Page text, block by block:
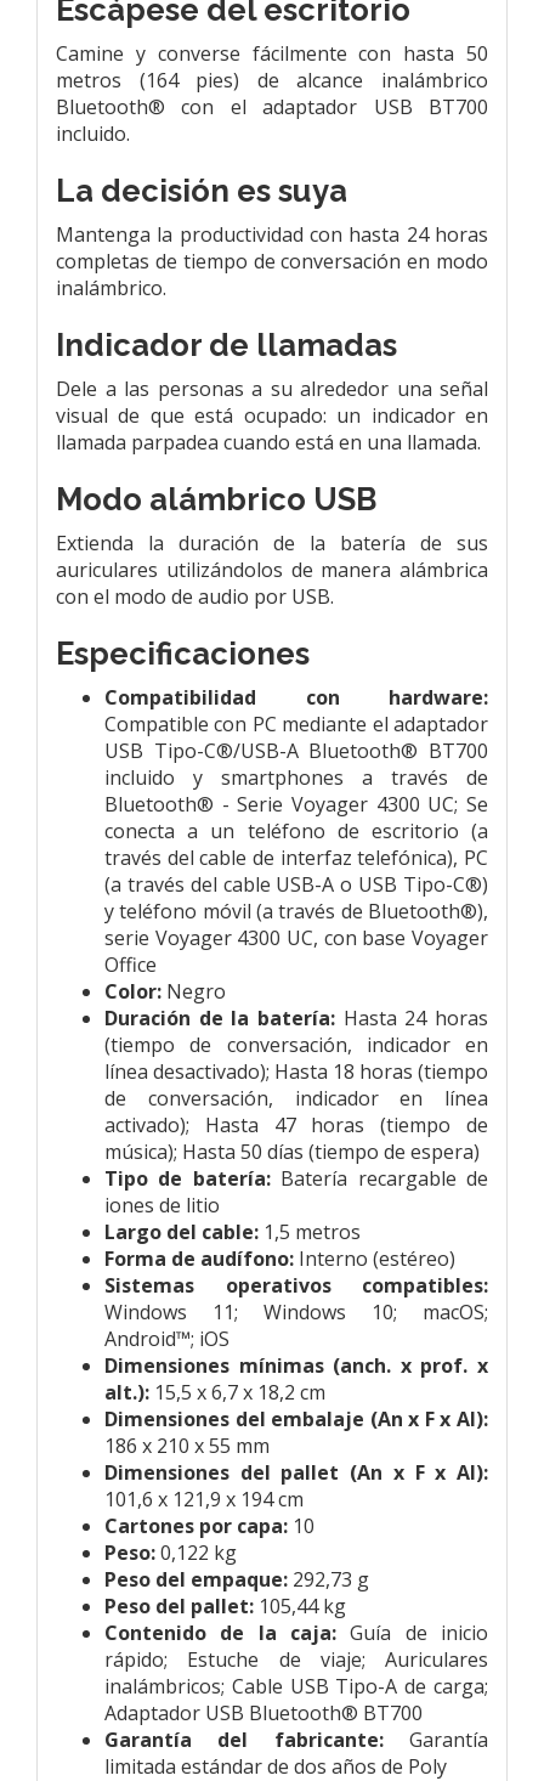
Escápese del escritorio
Camine y converse fácilmente con hasta 50
metros (164 pies) de alcance inalámbrico
Bluetooth® con el adaptador USB BT700
incluido.
La decisión es suya
Mantenga la productividad con hasta 24 horas
completas de tiempo de conversación en modo
inalámbrico.
Indicador de llamadas
Dele a las personas a su alrededor una señal
visual de que está ocupado: un indicador en
llamada parpadea cuando está en una llamada.
Modo alámbrico USB
Extienda la duración de la batería de sus
auriculares utilizándolos de manera alámbrica
con el modo de audio por USB.
Especificaciones
Compatibilidad con hardware:
Compatible con PC mediante el adaptador
USB Tipo-C®/USB-A Bluetooth® BT700
incluido y smartphones a través de
Bluetooth® - Serie Voyager 4300 UC; Se
conecta a un teléfono de escritorio (a
través del cable de interfaz telefónica), PC
(a través del cable USB-A o USB Tipo-C®)
y teléfono móvil (a través de Bluetooth®),
serie Voyager 4300 UC, con base Voyager
Office
Color: Negro
Duración de la batería: Hasta 24 horas
(tiempo de conversación, indicador en
línea desactivado); Hasta 18 horas (tiempo
de conversación, indicador en línea
activado); Hasta 47 horas (tiempo de
música); Hasta 50 días (tiempo de espera)
Tipo de batería:Batería recargable de
iones de litio
Largo del cable: 1,5 metros
Forma de audífono: Interno (estéreo)
Sistemas operativos compatibles:
Windows 11; Windows 10; macOS;
Android™; iOS
Dimensiones mínimas (anch. x prof. x
alt.): 15,5 x 6,7 x 18,2 cm
Dimensiones del embalaje (An x F x Al):
186 x 210 x 55 mm
Dimensiones del pallet (An x F x Al):
101,6 x 121,9 x 194 cm
Cartones por capa: 10
Peso:0,122 kg
Peso del empaque: 292,73 g
Peso del pallet: 105,44 kg
Contenido de la caja: Guía de inicio
rápido; Estuche de viaje; Auriculares
inalámbricos; Cable USB Tipo-A de carga;
Adaptador USB Bluetooth® BT700
Garantía del fabricante:Garantía
limitada estándar de dos años de Poly